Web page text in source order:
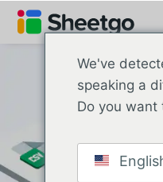
We've
speaking a
Do you want